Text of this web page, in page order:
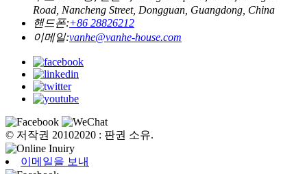
Road, Nancheng Street, Dongguan, Guangdong, China
핸드폰:+86 28826212
이메일:vanhe@vanhe-house.com
© 저작권 20102020 : 판권 소유.
이메일을 보내